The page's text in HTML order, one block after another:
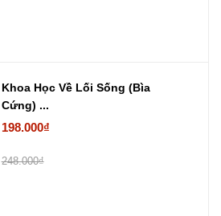
Khoa Học Về Lối Sống (Bìa
Cứng) ...
198.000₫
248.000₫